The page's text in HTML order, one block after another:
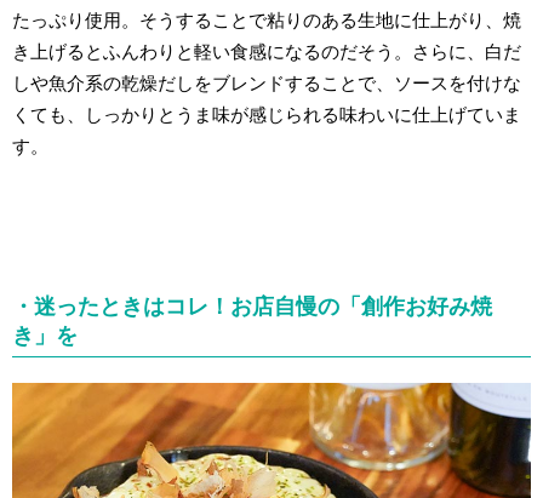
たっぷり使用。そうすることで粘りのある生地に仕上がり、焼
き上げるとふんわりと軽い食感になるのだそう。さらに、白だ
しや魚介系の乾燥だしをブレンドすることで、ソースを付けな
くても、しっかりとうま味が感じられる味わいに仕上げていま
す。
・迷ったときはコレ！お店自慢の「創作お好み焼
き」を